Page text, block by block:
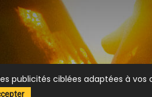
publicités ciblées adaptées à